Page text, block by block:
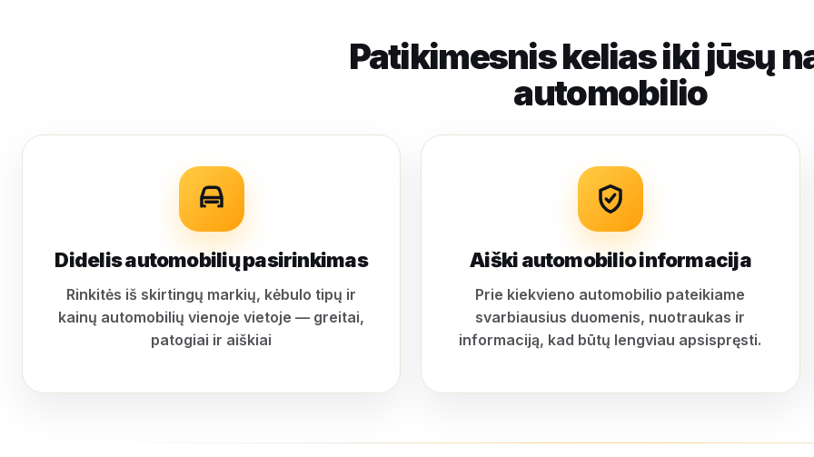
Patikimesnis kelias iki jūsų
automobilio
Didelis automobilių pasirinkimas
Rinkitės iš skirtingų markių, kėbulo tipų ir
kainų automobilių vienoje vietoje — greitai,
patogiai ir aiškiai
Aiški automobilio informacija
Prie kiekvieno automobilio pateikiame
svarbiausius duomenis, nuotraukas ir
informaciją, kad būtų lengviau apsispręsti.